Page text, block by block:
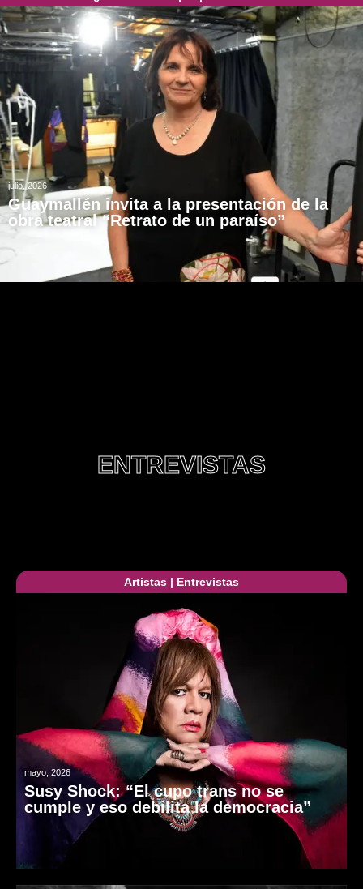
julio, 2026
Guaymallén invita a la presentación de la
obra teatral “Retrato de un paraíso”
ENTREVISTAS
Artistas | Entrevistas
mayo, 2026
Susy Shock: “El cupo trans no se
cumple y eso debilita la democracia”